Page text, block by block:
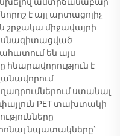
է այլ արտացոլիչ
շրջակա միջավայրի
են այս
է
ստանալ
PET տախտակի
նպատակները՝